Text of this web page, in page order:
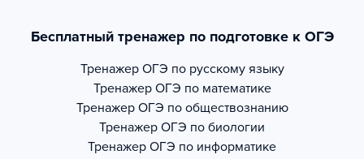
Бесплатный тренажер по подготовке к ОГЭ
Тренажер ОГЭ по русскому языку
Тренажер ОГЭ по математике
Тренажер ОГЭ по обществознанию
Тренажер ОГЭ по биологии
Тренажер ОГЭ по информатике